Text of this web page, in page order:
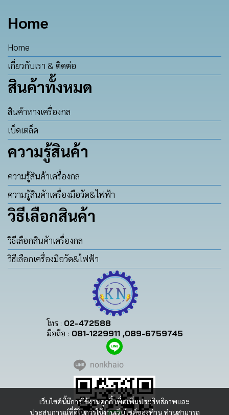
เว็บไซต์นี้มีการใช้งานคุกกี้ เพื่อเพิ่มประสิทธิภาพและ
ประสบการณ์ที่ดีในการใช้งานเว็บไซต์ของท่าน ท่านสามารถ
Home
Home
เกี่ยวกับเรา & ติดต่อ
สินค้าทั้งหมด
สินค้าทางเครื่องกล
เบ็ดเตล็ด
ความรู้สินค้า
ความรู้สินค้าเครื่องกล
ความรู้สินค้าเครื่องมือวัด&ไฟฟ้า
วิธีเลือกสินค้า
วิธีเลือกสินค้าเครื่องกล
วิธีเลือกเครื่องมือวัด&ไฟฟ้า
โทร : 02-472588
มือถือ : 081-1229911 ,089-6759745
nonkhaio